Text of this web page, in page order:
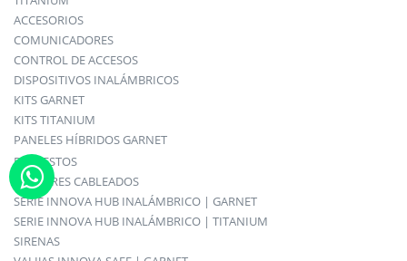
ACCESORIOS
COMUNICADORES
CONTROL DE ACCESOS
DISPOSITIVOS INALÁMBRICOS
KITS GARNET
KITS TITANIUM
PANELES HÍBRIDOS GARNET
REPUESTOS
SENSORES CABLEADOS
SERIE INNOVA HUB INALÁMBRICO | GARNET
SERIE INNOVA HUB INALÁMBRICO | TITANIUM
SIRENAS